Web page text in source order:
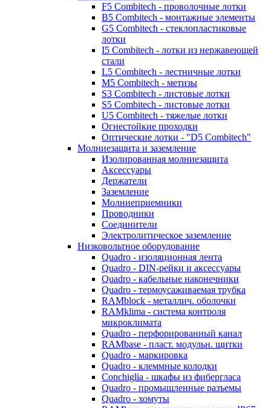
F5 Combitech - проволочные лотки
B5 Combitech - монтажные элементы
G5 Combitech - стеклопластиковые
лотки
I5 Combitech - лотки из нержавеющей
стали
L5 Combitech - лестничные лотки
M5 Combitech - метизы
S3 Combitech - листовые лотки
S5 Combitech - листовые лотки
U5 Combitech - тяжелые лотки
Огнестойкие проходки
Оптические лотки - "D5 Combitech"
Молниезащита и заземление
Изолированная молниезащита
Аксессуары
Держатели
Заземление
Молниеприемники
Проводники
Соединители
Электролитическое заземление
Низковольтное оборудование
Quadro - изоляционная лента
Quadro - DIN-рейки и аксессуары
Quadro - кабельные наконечники
Quadro - термоусаживаемая трубка
RAMblock - металлич. оболочки
RAMklima - система контроля
микроклимата
Quadro - перфорированный канал
RAMbase - пласт. модульн. щитки
Quadro - маркировка
Quadro - клеммные колодки
Conchiglia - шкафы из фибергласа
Quadro - промышленные разъемы
Quadro - хомуты